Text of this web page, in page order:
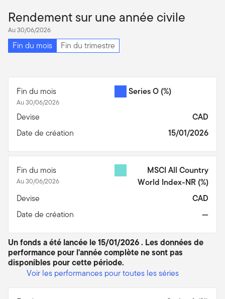
Rendement sur une année civile
Au 30/06/2026
Fin du mois Fin du trimestre
Fin du mois
Au 30/06/2026
Series O (%)
Devise
CAD
Date de création
15/01/2026
Fin du mois
Au 30/06/2026
MSCI All Country
World Index-NR (%)
Devise
CAD
Date de création
—
Un fonds a été lancée le 15/01/2026 . Les données de
performance pour l'année complète ne sont pas
disponibles pour cette période.
Voir les performances pour toutes les séries